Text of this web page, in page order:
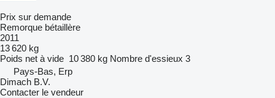
Prix sur demande
Remorque bétaillère
2011
13 620 kg
Poids net à vide 10 380 kg Nombre d'essieux 3
Pays-Bas, Erp
Dimach B.V.
Contacter le vendeur